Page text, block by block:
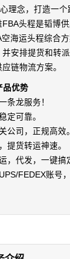
理念，打造一个
头程是韬博
海运头程综合
安排提货和转
链物流方案。
品优势
条龙服务！
定可靠。
公司，正规高效。
提货转运神速。
，代发，一键搞
FEDEX账号